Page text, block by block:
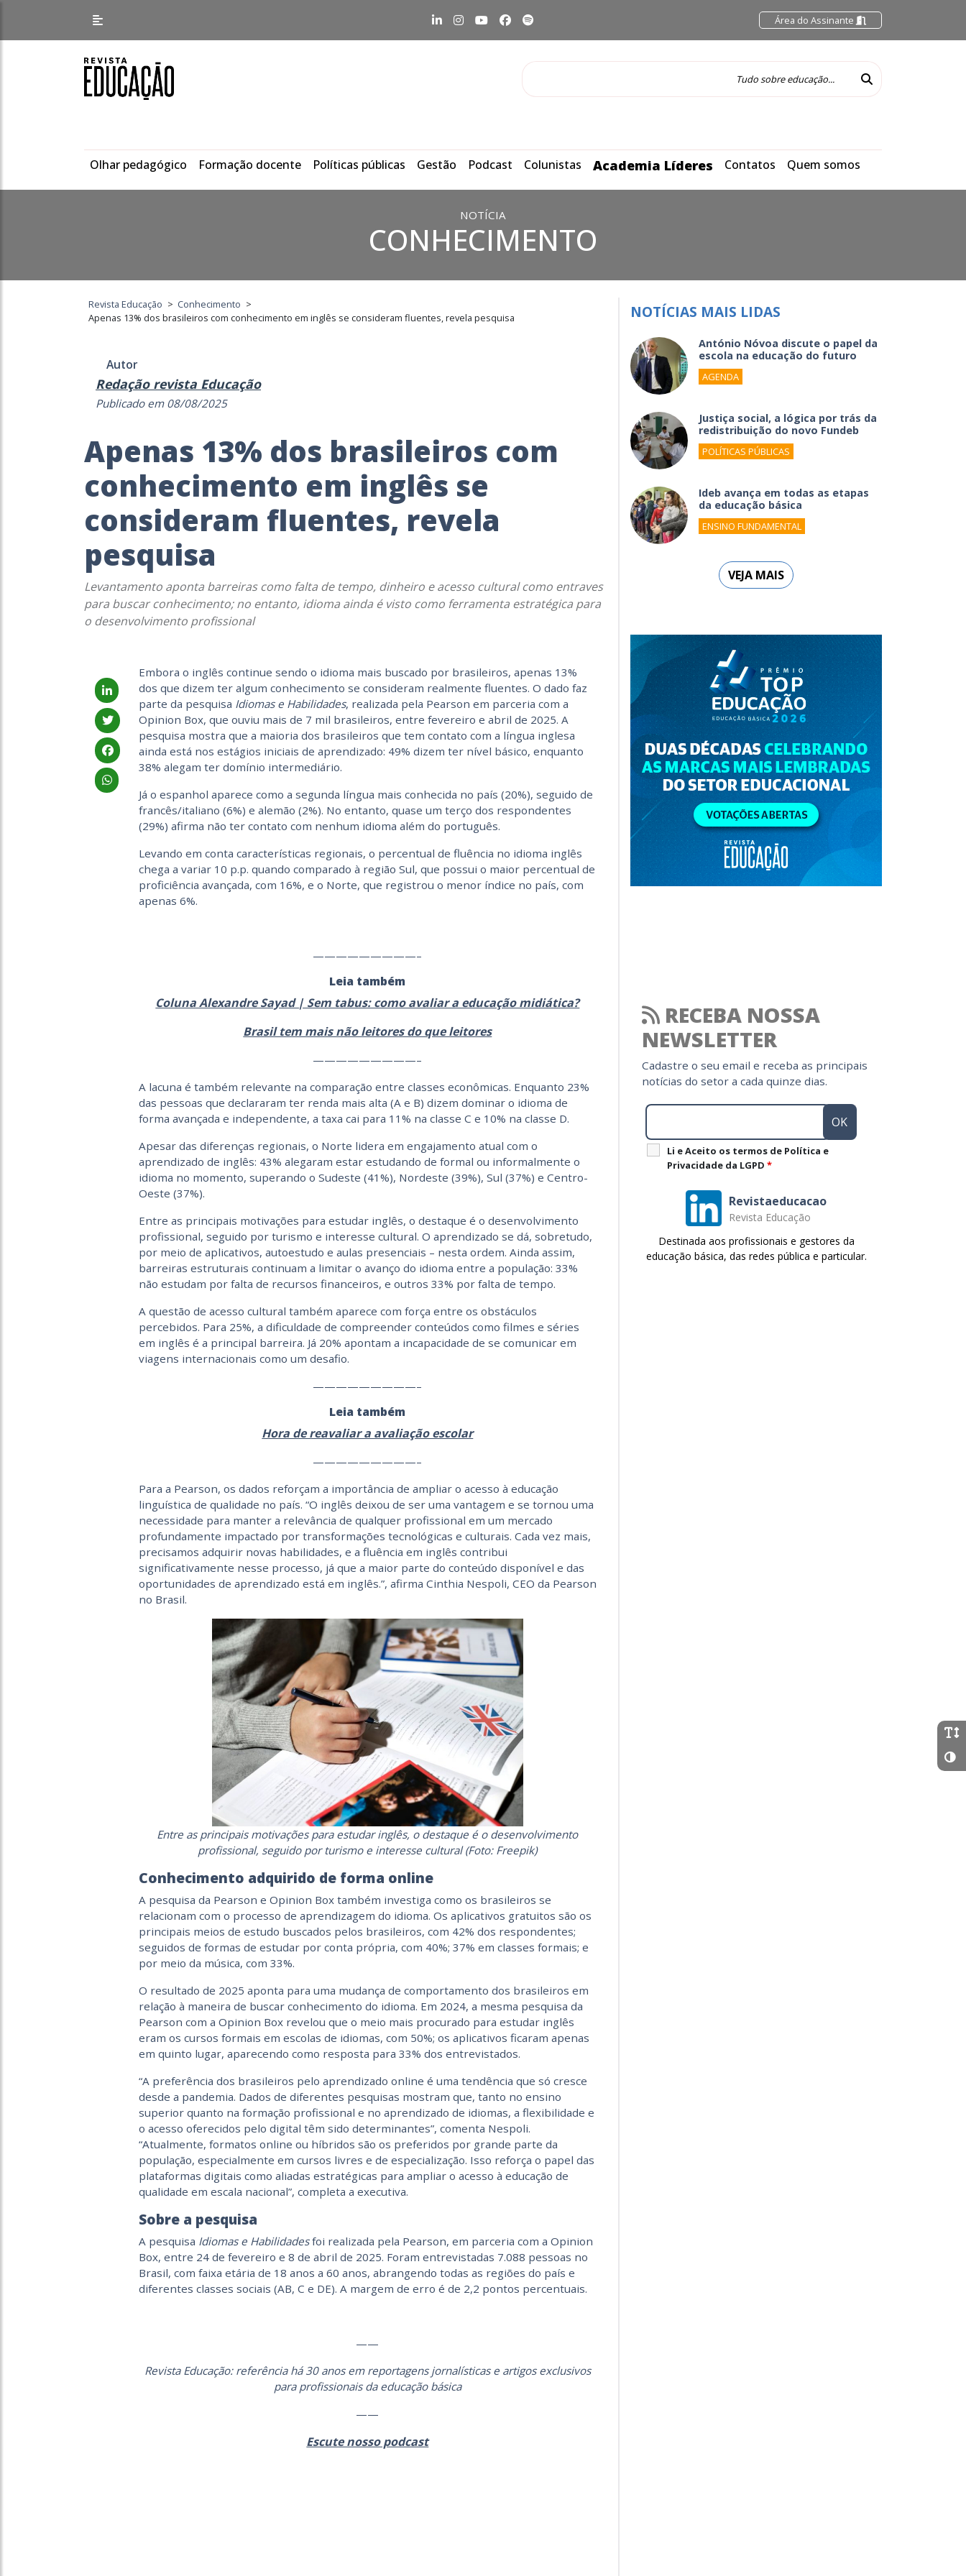
Área do Assinante
Olhar pedagógico Formação docente Políticas públicas Gestão Podcast Colunistas Academia Líderes Contatos Quem somos
NOTÍCIA
CONHECIMENTO
Revista Educação > Conhecimento >
Apenas 13% dos brasileiros com conhecimento em inglês se consideram fluentes, revela pesquisa
Autor
Redação revista Educação
Publicado em 08/08/2025
Apenas 13% dos brasileiros com
conhecimento em inglês se
consideram fluentes, revela
pesquisa
Levantamento aponta barreiras como falta de tempo, dinheiro e acesso cultural como entraves
para buscar conhecimento; no entanto, idioma ainda é visto como ferramenta estratégica para
o desenvolvimento profissional
Embora o inglês continue sendo o idioma mais buscado por brasileiros, apenas 13%
dos que dizem ter algum conhecimento se consideram realmente fluentes. O dado faz
parte da pesquisa Idiomas e Habilidades, realizada pela Pearson em parceria com a
Opinion Box, que ouviu mais de 7 mil brasileiros, entre fevereiro e abril de 2025. A
pesquisa mostra que a maioria dos brasileiros que tem contato com a língua inglesa
ainda está nos estágios iniciais de aprendizado: 49% dizem ter nível básico, enquanto
38% alegam ter domínio intermediário.
Já o espanhol aparece como a segunda língua mais conhecida no país (20%), seguido de
francês/italiano (6%) e alemão (2%). No entanto, quase um terço dos respondentes
(29%) afirma não ter contato com nenhum idioma além do português.
Levando em conta características regionais, o percentual de fluência no idioma inglês
chega a variar 10 p.p. quando comparado à região Sul, que possui o maior percentual de
proficiência avançada, com 16%, e o Norte, que registrou o menor índice no país, com
apenas 6%.
—————————–
Leia também
Coluna Alexandre Sayad | Sem tabus: como avaliar a educação midiática?
Brasil tem mais não leitores do que leitores
—————————–
A lacuna é também relevante na comparação entre classes econômicas. Enquanto 23%
das pessoas que declararam ter renda mais alta (A e B) dizem dominar o idioma de
forma avançada e independente, a taxa cai para 11% na classe C e 10% na classe D.
Apesar das diferenças regionais, o Norte lidera em engajamento atual com o
aprendizado de inglês: 43% alegaram estar estudando de formal ou informalmente o
idioma no momento, superando o Sudeste (41%), Nordeste (39%), Sul (37%) e Centro-
Oeste (37%).
Entre as principais motivações para estudar inglês, o destaque é o desenvolvimento
profissional, seguido por turismo e interesse cultural. O aprendizado se dá, sobretudo,
por meio de aplicativos, autoestudo e aulas presenciais – nesta ordem. Ainda assim,
barreiras estruturais continuam a limitar o avanço do idioma entre a população: 33%
não estudam por falta de recursos financeiros, e outros 33% por falta de tempo.
A questão de acesso cultural também aparece com força entre os obstáculos
percebidos. Para 25%, a dificuldade de compreender conteúdos como filmes e séries
em inglês é a principal barreira. Já 20% apontam a incapacidade de se comunicar em
viagens internacionais como um desafio.
—————————–
Leia também
Hora de reavaliar a avaliação escolar
—————————–
Para a Pearson, os dados reforçam a importância de ampliar o acesso à educação
linguística de qualidade no país. “O inglês deixou de ser uma vantagem e se tornou uma
necessidade para manter a relevância de qualquer profissional em um mercado
profundamente impactado por transformações tecnológicas e culturais. Cada vez mais,
precisamos adquirir novas habilidades, e a fluência em inglês contribui
significativamente nesse processo, já que a maior parte do conteúdo disponível e das
oportunidades de aprendizado está em inglês.”, afirma Cinthia Nespoli, CEO da Pearson
no Brasil.
Entre as principais motivações para estudar inglês, o destaque é o desenvolvimento
profissional, seguido por turismo e interesse cultural (Foto: Freepik)
Conhecimento adquirido de forma online
A pesquisa da Pearson e Opinion Box também investiga como os brasileiros se
relacionam com o processo de aprendizagem do idioma. Os aplicativos gratuitos são os
principais meios de estudo buscados pelos brasileiros, com 42% dos respondentes;
seguidos de formas de estudar por conta própria, com 40%; 37% em classes formais; e
por meio da música, com 33%.
O resultado de 2025 aponta para uma mudança de comportamento dos brasileiros em
relação à maneira de buscar conhecimento do idioma. Em 2024, a mesma pesquisa da
Pearson com a Opinion Box revelou que o meio mais procurado para estudar inglês
eram os cursos formais em escolas de idiomas, com 50%; os aplicativos ficaram apenas
em quinto lugar, aparecendo como resposta para 33% dos entrevistados.
“A preferência dos brasileiros pelo aprendizado online é uma tendência que só cresce
desde a pandemia. Dados de diferentes pesquisas mostram que, tanto no ensino
superior quanto na formação profissional e no aprendizado de idiomas, a flexibilidade e
o acesso oferecidos pelo digital têm sido determinantes”, comenta Nespoli.
“Atualmente, formatos online ou híbridos são os preferidos por grande parte da
população, especialmente em cursos livres e de especialização. Isso reforça o papel das
plataformas digitais como aliadas estratégicas para ampliar o acesso à educação de
qualidade em escala nacional”, completa a executiva.
Sobre a pesquisa
A pesquisa Idiomas e Habilidadesfoi realizada pela Pearson, em parceria com a Opinion
Box, entre 24 de fevereiro e 8 de abril de 2025. Foram entrevistadas 7.088 pessoas no
Brasil, com faixa etária de 18 anos a 60 anos, abrangendo todas as regiões do país e
diferentes classes sociais (AB, C e DE). A margem de erro é de 2,2 pontos percentuais.
——
Revista Educação: referência há 30 anos em reportagens jornalísticas e artigos exclusivos
para profissionais da educação básica
——
Escute nosso podcast
NOTÍCIAS MAIS LIDAS
António Nóvoa discute o papel da
escola na educação do futuro
AGENDA
Justiça social, a lógica por trás da
redistribuição do novo Fundeb
POLÍTICAS PÚBLICAS
Ideb avança em todas as etapas
da educação básica
ENSINO FUNDAMENTAL
VEJA MAIS
RECEBA NOSSA
NEWSLETTER
Cadastre o seu email e receba as principais
notícias do setor a cada quinze dias.
Li e Aceito os termos de Política e
Privacidade da LGPD *
Revistaeducacao
Revista Educação
Destinada aos profissionais e gestores da
educação básica, das redes pública e particular.